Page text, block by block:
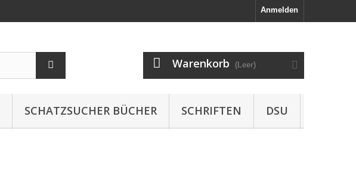
Anmelden
Warenkorb (Leer)
SCHATZSUCHER BÜCHER SCHRIFTEN DSU